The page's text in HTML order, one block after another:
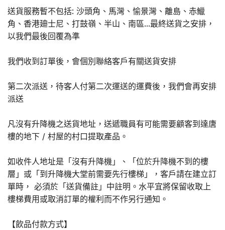
送貨服務暫不包括: 沙頭角、馬灣、愉景灣、離島、赤鱲
角、香港廸士尼、打鼓嶺、半山、南區...最終送貨之安排，
以我們最後回覆為準
我們收到訂單後，會個別聯絡客戶有關送貨安排
第二次派送，待客人付第二次運送的運費後，我們會再安排
派送
凡沒有升降機之送貨地址，送遞職員有可能需要顧客到達唐
樓的地下 / 村屋的村口提取產品。
如收件人地址是「沒有升降機」、「位於升降機不到的樓
層」或「到升降機大堂前需要先行樓梯」，客戶請在建立訂
單時， 必須於「送貨備註」中註明。水平宜將保留收取上
樓梯費用或取消訂單的權利而不作另行通知。
【飲品付款方式】